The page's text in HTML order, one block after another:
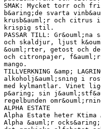
SMAK: Mycket torr och
b&aring;de svarta
krusb&auml;r och citrus
krispig stil.
PASSAR TILL:
och skaldjur, ljust
&ouml;rter, getost och
och citronpajer,
mango.
TILLVERKNING &amp;
alkoholj&auml;sning i
med kylmantlar. Vinet
p&aring; sin
regelbunden
ALPHA ESTATE
Alpha Estate heter Ktima
Alpha &auml;r